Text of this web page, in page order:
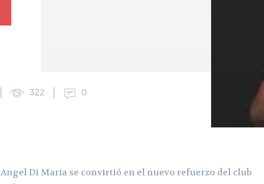
322 0
Angel Di Maria se convirtió en el nuevo refuerzo del club